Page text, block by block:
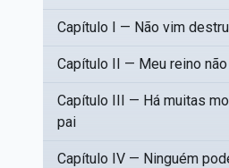
Capítulo I — Não vim
Capítulo II — Meu reino
Capítulo III — Há muitas
pai
Capítulo IV — Ninguém